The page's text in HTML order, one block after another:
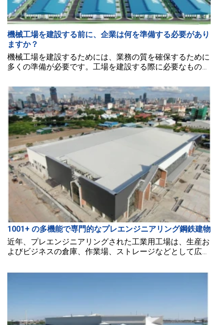
機械工場を建設する前に、企業は何を準備する必要があり
ますか？
機械工場を建設するためには、業務の質を確保するために
多くの準備が必要です。工場を建設する際に必要なものは
お答えします。
1001+ の多機能で専門的なプレエンジニアリング鋼鉄建物
近年、プレエンジニアリングされた工業用工場は、生産お
よびビジネスの倉庫、作業場、ストレージなどとして広く
加えて、建設が迅速でコスト効率も良いという特長を持っ